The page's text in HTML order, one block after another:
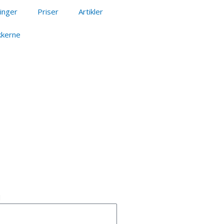
Priser Artikler